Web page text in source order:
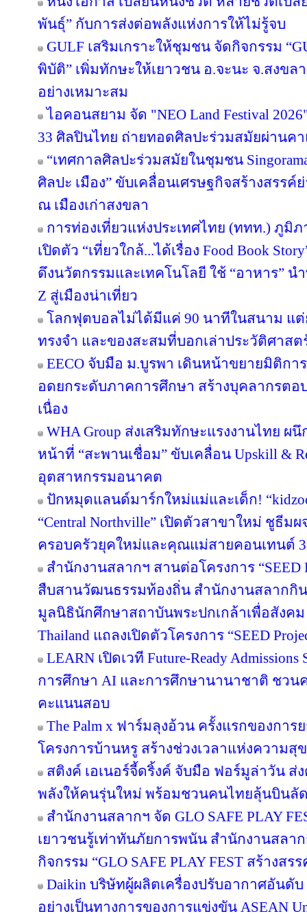
พันธุ์” กับการส่งต่อพลังแห่งการให้ไม่รู้จบ
GULF เสริมเกราะให้ชุมชน จัดกิจกรรม
พิบัติ” เพิ่มทักษะให้เยาวชน อ.จะนะ จ.สงข
อย่างเหมาะสม
ไอคอนสยาม จัด "NEO Land Festival
33 ศิลปินไทย ถ่ายทอดศิลปะร่วมสมัยผ่านคา
“เทศกาลศิลปะร่วมสมัยในชุมชน
ศิลปะ เมือง” ขับเคลื่อนเศรษฐกิจสร้างสรรค์
ณ เมืองเก่าสงขลา
การท่องเที่ยวแห่งประเทศไทย (ททท.) ภูมิ
เปิดตัว “เที่ยวใกล้...ได้เรื่อง Food Book
ดึงนวัตกรรมและเทคโนโลยี ใช้ “อาหาร” นำ
Z สู่เมืองน่าเที่ยว
โลกฟุตบอลไม่ได้มีแค่ 90 นาทีในสนาม แต่
ทรงจำ และของสะสมที่บอกเล่าประวัติศาส
EECO จับมือ ม.บูรพา เดินหน้าขยายมิติก
อดยกระดับภาคการศึกษา สร้างบุคลากรต
เนื่อง
WHA Group ส่งเสริมทักษะแรงงานไทย ผ
หน้าที่ “สะพานเชื่อม” ขับเคลื่อน Upskill &
อุตสาหกรรมอนาคต
ปักหมุดแลนด์มาร์กใหม่แม่และเด็ก!
“Central Northville” เปิดตัวสาขาใหม่ ชูธีม
ครอบครัวยุคใหม่และคุณแม่สายคอนเทนต์
สำนักงานสลากฯ สานต่อโครงการ “SEED
สืบสานวัฒนธรรมท้องถิ่น สำนักงานสลากกิน
มูลนิธินักศึกษาสถาบันพระปกเกล้าเพื่อสังคม
Thailand แถลงเปิดตัวโครงการ “SEED
LEARN เปิดเวที Future-Ready
การศึกษา AI และการศึกษานานาชาติ ชวน
คะแนนสอบ
The Palm x ฟาร์มลุงอ้วน ครั้งแรกของกา
โครงการบ้านหรู สร้างช่วงเวลาแห่งความสุ
สติงค์ เอเนอร์จี้ดริ้งค์ จับมือ ฟอร์มูล่าวัน
พลังให้คนรุ่นใหม่ พร้อมชวนคนไทยลุ้นบินลั
สำนักงานสลากฯ จัด GLO SAFE PLAY
เยาวชนรู้เท่าทันภัยการพนัน สำนักงานสลา
กิจกรรม “GLO SAFE PLAY FEST สร้างส
Daikin บริษัทผู้ผลิตเครื่องปรับอากาศอันดั
อย่างเป็นทางการของการแข่งขัน ASEAN